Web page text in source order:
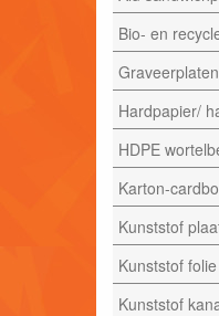
Bio- en
Graveerplaten
Hardpapier/
HDPE
Karton-
Kunststof
Kunststof
Kunststof